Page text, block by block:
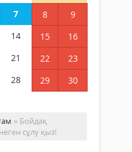
7 8
9
14 15
16
21 22
23
28 29
30
» Бойдақ
сұлу қыз!